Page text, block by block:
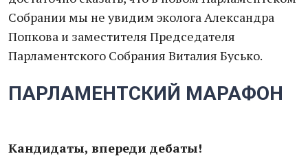
Собрании мы не увидим эколога Александра
Попкова и заместителя Председателя
Парламентского Собрания Виталия Бусько.
ПАРЛАМЕНТСКИЙ МАРАФОН
Кандидаты, впереди дебаты!